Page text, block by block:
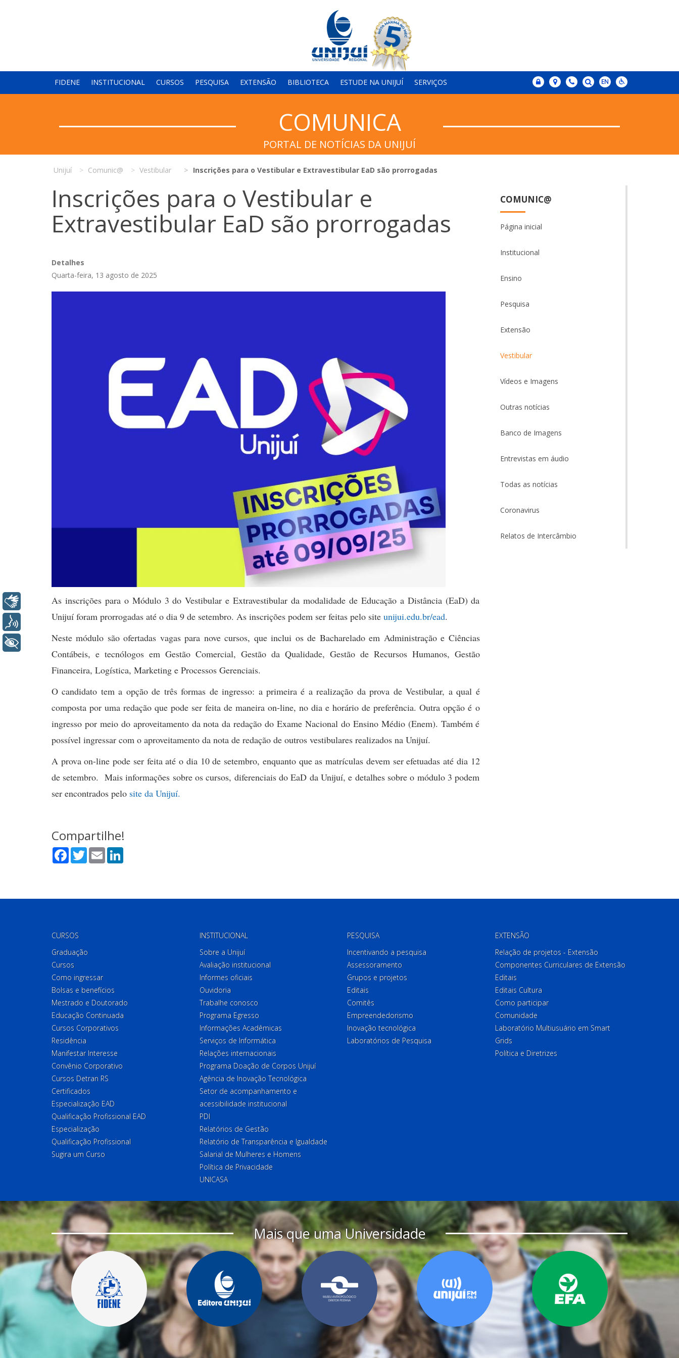
FIDENE INSTITUCIONAL CURSOS PESQUISA EXTENSÃO BIBLIOTECA ESTUDE NA UNIJUÍ SERVIÇOS
COMUNICA
PORTAL DE NOTÍCIAS DA UNIJUÍ
Unijuí Comunic@ Vestibular Inscrições para o Vestibular e Extravestibular EaD são prorrogadas
Inscrições para o Vestibular e
Extravestibular EaD são prorrogadas
Detalhes
Quarta-feira, 13 agosto de 2025
As inscrições para o Módulo 3 do Vestibular e Extravestibular da modalidade de Educação a Distância (EaD) da
Unijuí foram prorrogadas até o dia 9 de setembro. As inscrições podem ser feitas pelo site unijui.edu.br/ead.
Neste módulo são ofertadas vagas para nove cursos, que inclui os de Bacharelado em Administração e Ciências
Contábeis, e tecnólogos em Gestão Comercial, Gestão da Qualidade, Gestão de Recursos Humanos, Gestão
Financeira, Logística, Marketing e Processos Gerenciais.
O candidato tem a opção de três formas de ingresso: a primeira é a realização da prova de Vestibular, a qual é
composta por uma redação que pode ser feita de maneira on-line, no dia e horário de preferência. Outra opção é o
ingresso por meio do aproveitamento da nota da redação do Exame Nacional do Ensino Médio (Enem). Também é
possível ingressar com o aproveitamento da nota de redação de outros vestibulares realizados na Unijuí.
A prova on-line pode ser feita até o dia 10 de setembro, enquanto que as matrículas devem ser efetuadas até dia 12
de setembro. Mais informações sobre os cursos, diferenciais do EaD da Unijuí, e detalhes sobre o módulo 3 podem
ser encontrados pelo site da Unijuí.
Compartilhe!
Facebook
TwitterEmail
COMUNIC@
Página inicial
Institucional
Ensino
Pesquisa
Extensão
Vestibular
Vídeos e Imagens
Outras notícias
Banco de Imagens
Entrevistas em áudio
Todas as notícias
Coronavirus
Relatos de Intercâmbio
CURSOS
Graduação
Cursos
Como ingressar
Bolsas e benefícios
Mestrado e Doutorado
Educação Continuada
Cursos Corporativos
Residência
Manifestar Interesse
Convênio Corporativo
Cursos Detran RS
Certificados
Especialização EAD
Qualificação Profissional EAD
Especialização
Qualificação Profissional
Sugira um Curso
INSTITUCIONAL
Sobre a Unijuí
Avaliação institucional
Informes oficiais
Ouvidoria
Trabalhe conosco
Programa Egresso
Informações Acadêmicas
Serviços de Informática
Relações internacionais
Programa Doação de Corpos Unijuí
Agência de Inovação Tecnológica
Setor de acompanhamento e
acessibilidade institucional
PDI
Relatórios de Gestão
Relatório de Transparência e Igualdade
Salarial de Mulheres e Homens
Política de Privacidade
UNICASA
PESQUISA
Incentivando a pesquisa
Assessoramento
Grupos e projetos
Editais
Comitês
Empreendedorismo
Inovação tecnológica
Laboratórios de Pesquisa
EXTENSÃO
Relação de projetos - Extensão
Componentes Curriculares de Extensão
Editais
Editais Cultura
Como participar
Comunidade
Laboratório Multiusuário em Smart
Grids
Política e Diretrizes
Mais que uma Universidade
Libras
+ Acessibilidade